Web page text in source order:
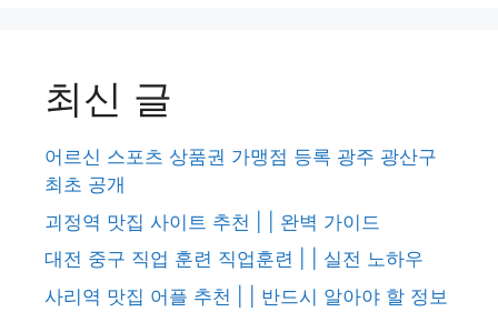
최신 글
어르신 스포츠 상품권 가맹점 등록 광주 광산구
최초 공개
괴정역 맛집 사이트 추천 | | 완벽 가이드
대전 중구 직업 훈련 직업훈련 | | 실전 노하우
사리역 맛집 어플 추천 | | 반드시 알아야 할 정보